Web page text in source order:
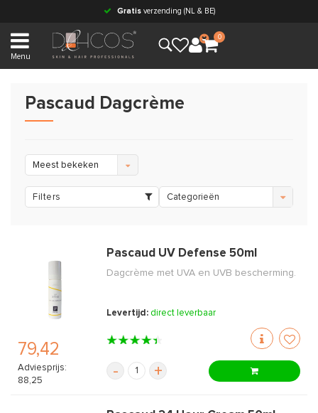
Gratisverzending (NL & BE)
Menu
0
Pascaud Dagcrème
Meest bekeken
Filters Categorieën
79,42
Adviesprijs:
88,25
Pascaud UV Defense 50ml
Dagcrème met UVA en UVB bescherming.
Levertijd: direct leverbaar
- +